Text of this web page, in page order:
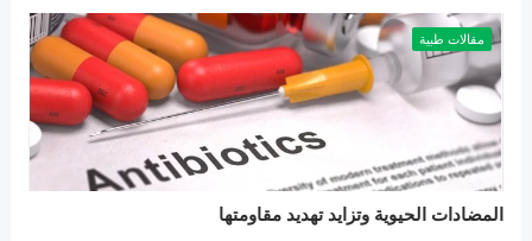
مقالات طبية
المضادات الحيوية وتزايد تهديد مقاومتها